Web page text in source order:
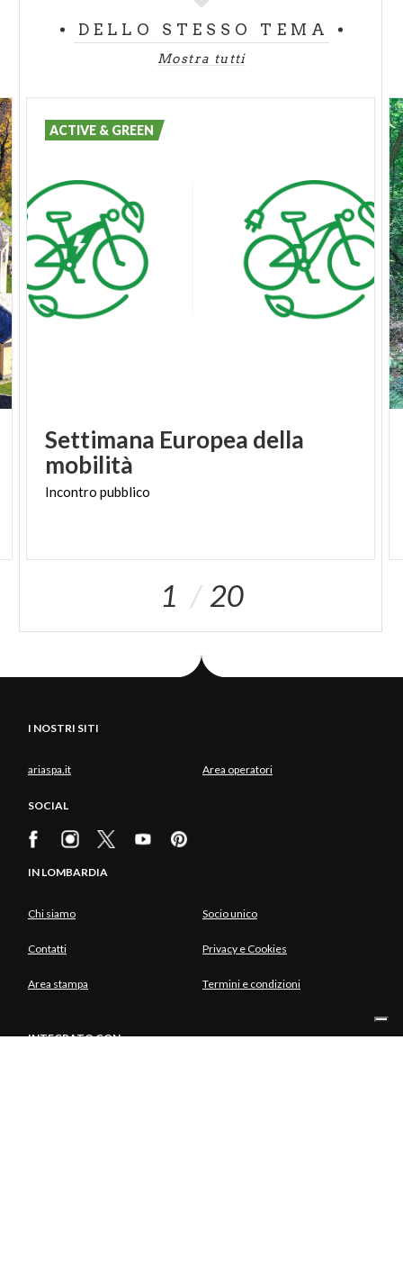
DELLO STESSO TEMA
Mostra tutti
Settimana Europea della
mobilità
Incontro pubblico
ACTIVE & GREEN
1 20
I NOSTRI SITI
ariaspa.it Area operatori
SOCIAL
IN LOMBARDIA
Chi siamo Socio unico
Contatti Privacy e Cookies
Area stampa Termini e condizioni
INTEGRATO CON